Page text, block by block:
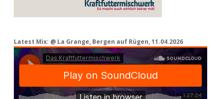
Latest Mix: @ La Grange, Bergen auf Rügen, 11.04.2026